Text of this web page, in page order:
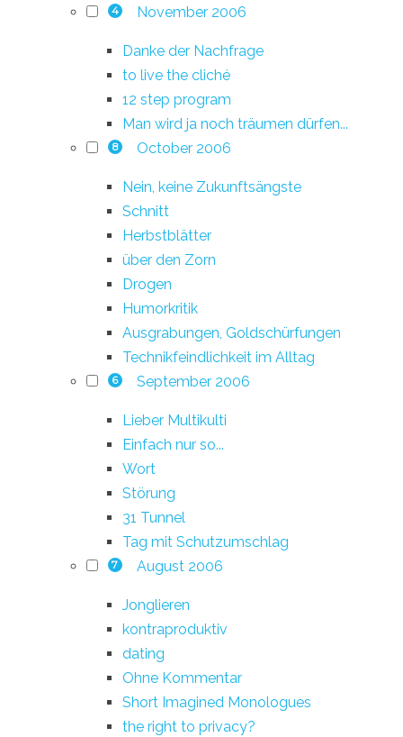
4 November 2006
Danke der Nachfrage
to live the cliché
12 step program
Man wird ja noch träumen dürfen...
8 October 2006
Nein, keine Zukunftsängste
Schnitt
Herbstblätter
über den Zorn
Drogen
Humorkritik
Ausgrabungen, Goldschürfungen
Technikfeindlichkeit im Alltag
6 September 2006
Lieber Multikulti
Einfach nur so...
Wort
Störung
31 Tunnel
Tag mit Schutzumschlag
7 August 2006
Jonglieren
kontraproduktiv
dating
Ohne Kommentar
Short Imagined Monologues
the right to privacy?